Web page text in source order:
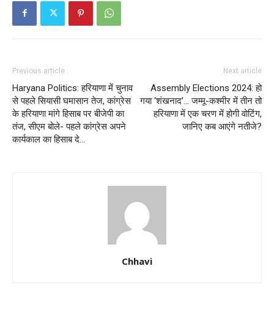
Previous article
Haryana Politics: हरियाणा में चुनाव
से पहले सियासी घमासान तेज, कांग्रेस
के हरियाणा मांगे हिसाब पर बीजेपी का
तंज, सीएम बोले- पहले कांग्रेस अपने
कार्यकाल का हिसाब दे…
Next article
Assembly Elections 2024: हो
गया ‘शंखनाद’… जम्मू-कश्मीर में तीन तो
हरियाणा में एक चरण में होगी वोटिंग,‌
जानिए कब आएंगे नतीजे?
Chhavi